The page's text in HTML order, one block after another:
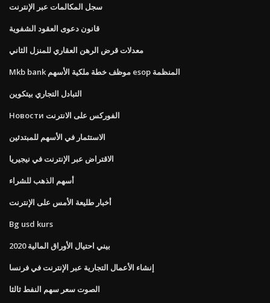
سجل المكالمات عبر الإنترنت
قانون دعوى العقود الشفوية
معدلات قرض الرهن العقاري للمنزل الثاني
Mkb bank موظف خطة ملكية الأسهم esop المنظمة
التبادل التجاري بيتكوين
Новости الفوركس على الانترنت
الاستثمار في الأسهم للمبتدئين
الاقتراض عبر الإنترنت في نيجيريا
أسهم الذهب للشراء
أخبار طليعة الأمس على الإنترنت
Bg usd kurs
بيني احتيال الأوراق المالية 2020
إنشاء الأعمال التجارية عبر الإنترنت في فرنسا
الصوت سعر سهم النفط ثالثا